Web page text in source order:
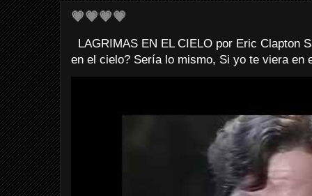
💗💗💗💗
LAGRIMAS EN EL CIELO por Eric Clapton
en el cielo? Sería lo mismo, Si yo te viera en